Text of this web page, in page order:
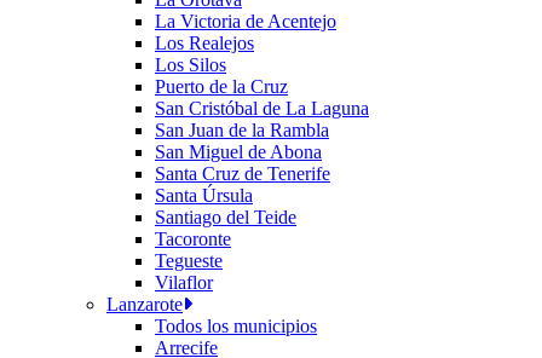
La Victoria de Acentejo
Los Realejos
Los Silos
Puerto de la Cruz
San Cristóbal de La Laguna
San Juan de la Rambla
San Miguel de Abona
Santa Cruz de Tenerife
Santa Úrsula
Santiago del Teide
Tacoronte
Tegueste
Vilaflor
Lanzarote
Todos los municipios
Arrecife